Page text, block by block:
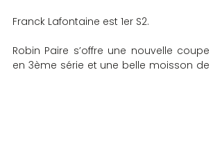
Franck Lafontaine est 1er S2.
Robin Paire s’offre une nouvelle coupe
en 3ème série et une belle moisson de